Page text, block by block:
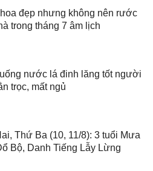
đẹp nhưng không nên rước
trong tháng 7 âm lịch
nước lá đinh lăng tốt người
trọc, mất ngủ
Thứ Ba (10, 11/8): 3 tuổi Mưa
Bộ, Danh Tiếng Lẫy Lừng